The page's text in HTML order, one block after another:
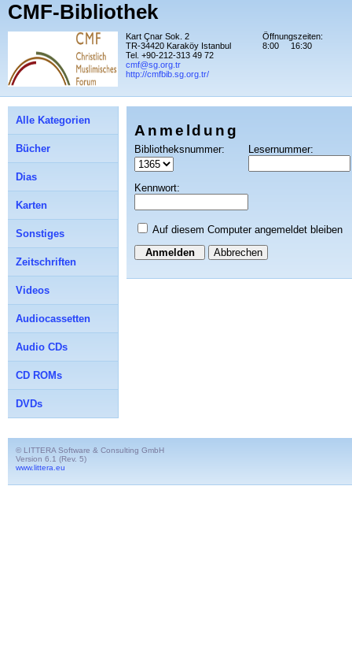
CMF-Bibliothek
Kart Çnar Sok. 2
TR-34420 Karaköy Istanbul
Tel. +90-212-313 49 72
cmf@sg.org.tr
http://cmfbib.sg.org.tr/
Öffnungszeiten:
8:00
16:30
Anmeldung
Bibliotheksnummer: Lesernummer:
Kennwort:
Auf diesem Computer angemeldet bleiben
Abbrechen
Alle Kategorien
Bücher
Dias
Karten
Sonstiges
Zeitschriften
Videos
Audiocassetten
Audio CDs
CD ROMs
DVDs
© LITTERA Software & Consulting GmbH
Version 6.1 (Rev. 5)
www.littera.eu